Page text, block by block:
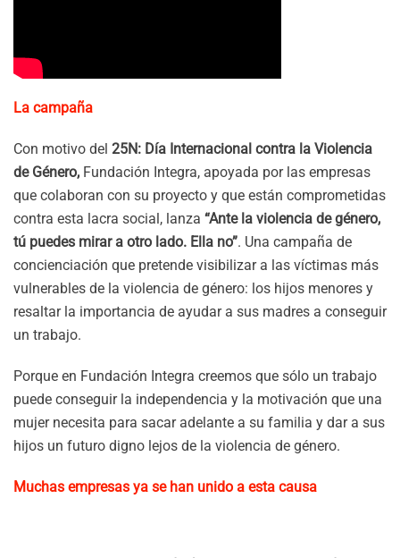
La campaña
Con motivo del 25N: Día Internacional contra la Violencia
de Género, Fundación Integra, apoyada por las empresas
que colaboran con su proyecto y que están comprometidas
contra esta lacra social, lanza “Ante la violencia de género,
tú puedes mirar a otro lado. Ella no”. Una campaña de
concienciación que pretende visibilizar a las víctimas más
vulnerables de la violencia de género: los hijos menores y
resaltar la importancia de ayudar a sus madres a conseguir
un trabajo.
Porque en Fundación Integra creemos que sólo un trabajo
puede conseguir la independencia y la motivación que una
mujer necesita para sacar adelante a su familia y dar a sus
hijos un futuro digno lejos de la violencia de género.
Muchas empresas ya se han unido a esta causa